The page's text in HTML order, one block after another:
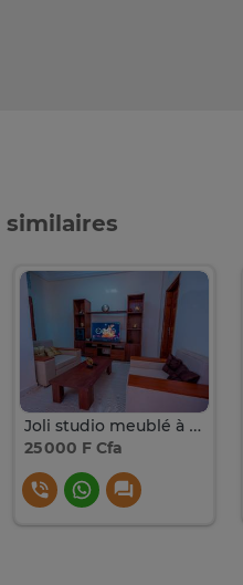
similaires
Joli studio meublé à Zac Mbao Cité Impôts et domaines
25 000 F Cfa